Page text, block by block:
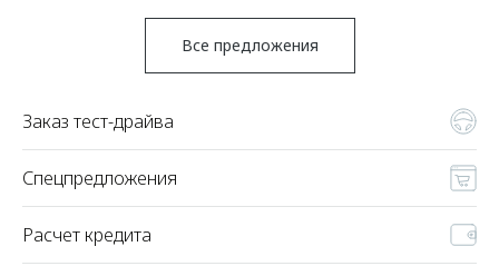
Все предложения
Заказ тест-драйва
Спецпредложения
Расчет кредита